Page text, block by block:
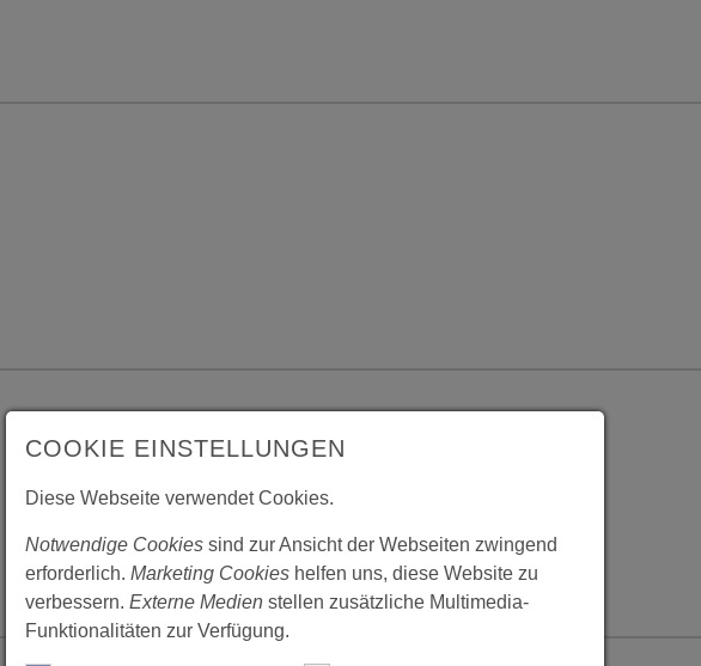
COOKIE EINSTELLUNGEN
Diese Webseite verwendet Cookies.
Notwendige Cookies sind zur Ansicht der Webseiten zwingend
erforderlich. Marketing Cookies helfen uns, diese Website zu
verbessern. Externe Medien stellen zusätzliche Multimedia-
Funktionalitäten zur Verfügung.